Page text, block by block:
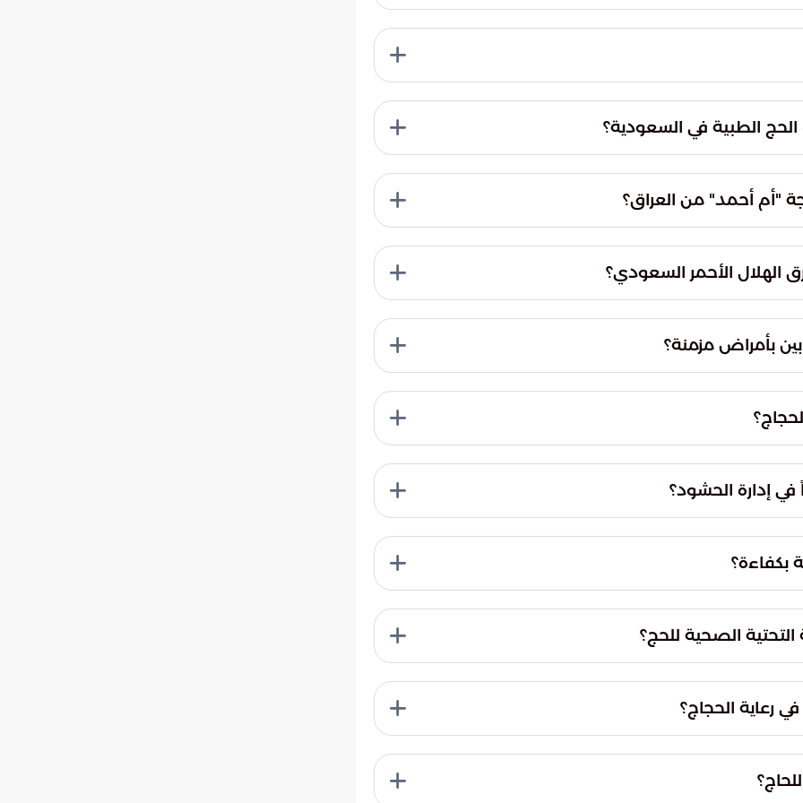
باتت تشكل نموذجاً يُحتذى به عالمياً في إدارة
التشخيص مدى التزام المملكة بتوفير رحلة حج
هذا التميز في القدرة على التعامل مع أعداد هائلة من
الاتصالي في صياغة ملامح الرعاية الابتكارية
الاستباقية.
الطبية في السعودية؟
مع الالتزام بأعلى معايير الجودة العالمية.
"أم أحمد" من العراق؟
التي قد تواجهها أثناء التنقل بين المشاعر.
الهلال الأحمر السعودي؟
البعيدة.
بأمراض مزمنة؟
صحي مفاجئ خلال فترة الحج.
أثناء تلقي العلاج.
في إدارة الحشود؟
الكبيرة في بيئة معقدة.
بكفاءة؟
من ضيوف الرحمن لمستواهم الاحترافي.
الصحية للحج؟
في وقت قياسي.
رعاية الحجاج؟
الطبية الاستباقية في المواسم القادمة.